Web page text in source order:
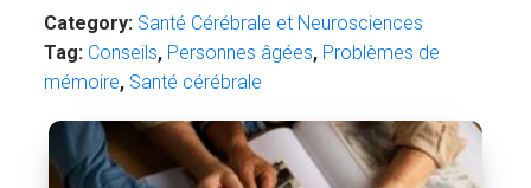
Category: Santé Cérébrale et Neurosciences
Tag: Conseils, Personnes âgées, Problèmes de
mémoire, Santé cérébrale